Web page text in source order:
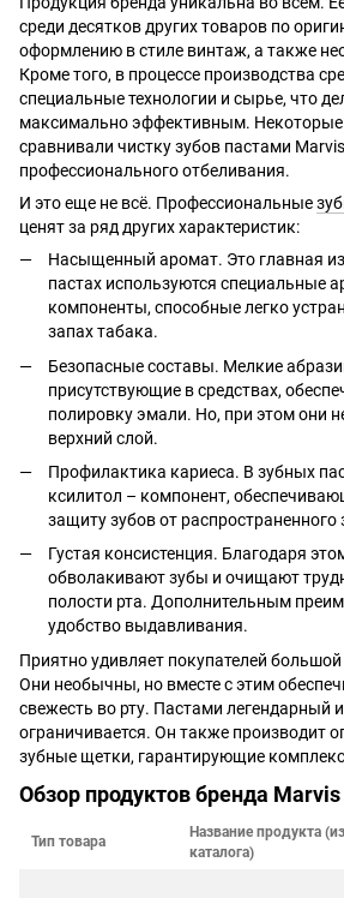
среди десятков других товаров по
оформлению в стиле винтаж, а также
Кроме того, в процессе производства
специальные технологии и сырье, что
максимально эффективным. Некоторые
сравнивали чистку зубов пастами
профессионального отбеливания.
И это еще не всё. Профессиональные
ценят за ряд других характеристик:
Насыщенный аромат. Это главная
пастах используются специальные
компоненты, способные легко
запах табака.
Безопасные составы. Мелкие
присутствующие в средствах,
полировку эмали. Но, при этом они
верхний слой.
Профилактика кариеса. В зубных
ксилитол – компонент,
защиту зубов от распространенного
Густая консистенция. Благодаря
обволакивают зубы и очищают
полости рта. Дополнительным
удобство выдавливания.
Приятно удивляет покупателей
Они необычны, но вместе с этим
свежесть во рту. Пастами легендарный
ограничивается. Он также производит
зубные щетки, гарантирующие
Обзор продуктов бренда Marvis
Тип товара
Название продукта (из
каталога)